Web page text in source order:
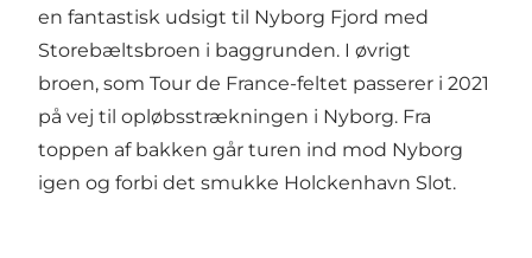
en fantastisk udsigt til Nyborg Fjord med
Storebæltsbroen i baggrunden. I øvrigt
broen, som Tour de France-feltet passerer i 2021
på vej til opløbsstrækningen i Nyborg. Fra
toppen af bakken går turen ind mod Nyborg
igen og forbi det smukke Holckenhavn Slot.